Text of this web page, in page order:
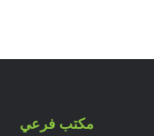
مكتب فرعي